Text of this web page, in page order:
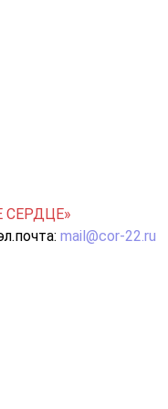
mail@cor-22.ru